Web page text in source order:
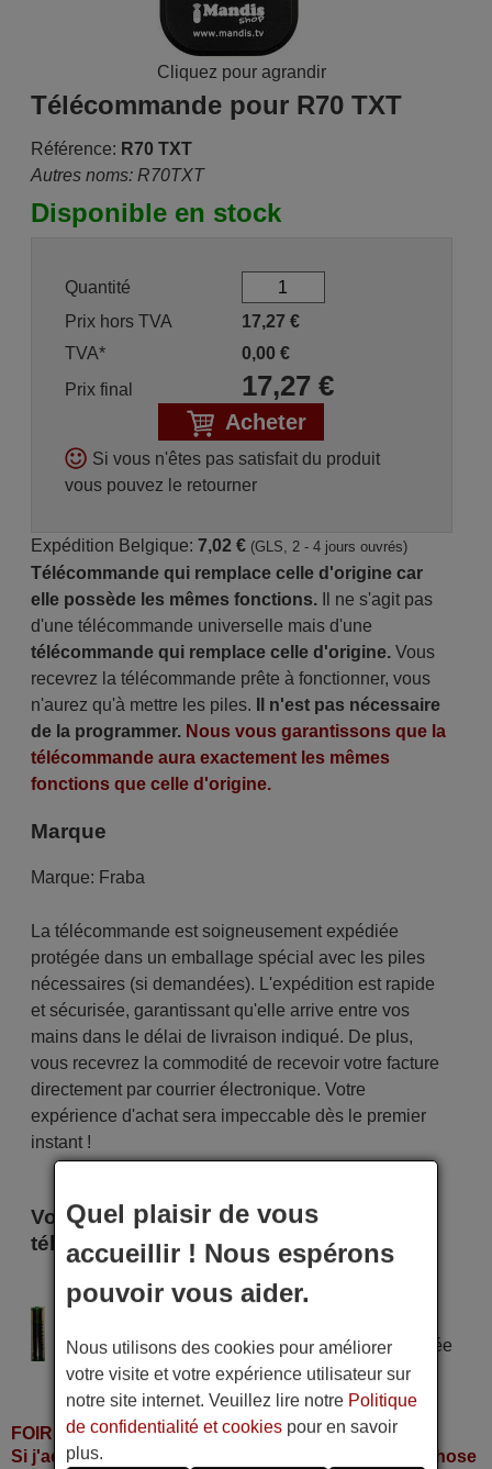
Cliquez pour agrandir
Télécommande pour R70 TXT
Référence: R70 TXT
Autres noms: R70TXT
Disponible en stock
Quantité
Prix hors TVA
17,27 €
TVA*
0,00 €
Prix final
17,27€
Acheter
Si vous n'êtes pas satisfait du produit
vous pouvez le retourner
Expédition Belgique: 7,02 € (GLS, 2 - 4 jours ouvrés)
Télécommande qui remplace celle d'origine car
elle possède les mêmes fonctions.Il ne s'agit pas
d'une télécommande universelle mais d'une
télécommande qui remplace celle d'origine.Vous
recevrez la télécommande prête à fonctionner, vous
n'aurez qu'à mettre les piles.
Il n'est pas nécessaire
de la programmer. Nous vous garantissons que la
télécommande aura exactement les mêmes
fonctions que celle d'origine.
Marque
Marque: Fraba
La télécommande est soigneusement expédiée
protégée dans un emballage spécial avec les piles
nécessaires (si demandées). L'expédition est rapide
et sécurisée, garantissant qu'elle arrive entre vos
mains dans le délai de livraison indiqué. De plus,
vous recevrez la commodité de recevoir votre facture
directement par courrier électronique. Votre
expérience d'achat sera impeccable dès le premier
instant !
Voici certains modèles qui utilisent cette
télécommande
Fraba R 70 TXT
Pile alcaline type AAA LR06 tension 1,5 V utilisée
dans la grande majorité de télécommandes.
FOIRE AUX QUESTIONS
Si j'achète la télécommande, dois-je faire quelque chose
Quel plaisir de vous
accueillir ! Nous espérons
pouvoir vous aider.
Nous utilisons des cookies pour améliorer
votre visite et votre expérience utilisateur sur
notre site internet. Veuillez lire notre Politique
de confidentialité et cookies pour en savoir
plus.